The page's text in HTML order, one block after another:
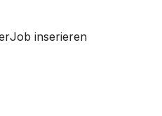
Job inserieren